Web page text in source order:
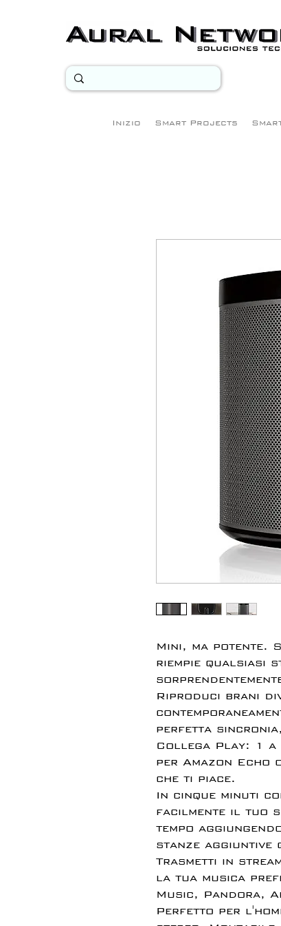
Inizio Smart Projects
Mini, ma potente.
riempie qualsiasi
Riproduci brani
perfetta
Collega Play: 1
per Amazon Echo
che ti piace.
In cinque minuti
facilmente il tuo
tempo
stanze aggiuntive
Trasmetti in
la tua musica
Music, Pandora,
Perfetto per